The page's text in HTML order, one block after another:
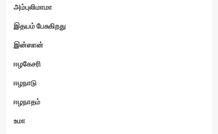
அம்புலிமாமா
இதயம் பேசுகிறது
இன்ஸான்
ஈழகேசரி
ஈழநாடு
ஈழநாதம்
உமா